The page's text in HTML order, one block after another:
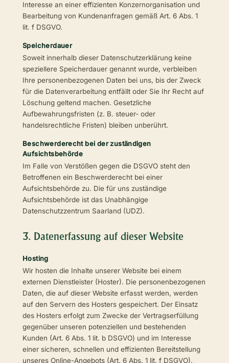
Interesse an einer effizienten Konzernorganisation und
Bearbeitung von Kundenanfragen gemäß Art. 6 Abs. 1
lit. f DSGVO.
Speicherdauer
Soweit innerhalb dieser Datenschutzerklärung keine
speziellere Speicherdauer genannt wurde, verbleiben
Ihre personenbezogenen Daten bei uns, bis der Zweck
für die Datenverarbeitung entfällt oder Sie Ihr Recht auf
Löschung geltend machen. Gesetzliche
Aufbewahrungsfristen (z. B. steuer- oder
handelsrechtliche Fristen) bleiben unberührt.
Beschwerderecht bei der zuständigen
Aufsichtsbehörde
Im Falle von Verstößen gegen die DSGVO steht den
Betroffenen ein Beschwerderecht bei einer
Aufsichtsbehörde zu. Die für uns zuständige
Aufsichtsbehörde ist das Unabhängige
Datenschutzzentrum Saarland (UDZ).
3. Datenerfassung auf dieser Website
Hosting
Wir hosten die Inhalte unserer Website bei einem
externen Dienstleister (Hoster). Die personenbezogenen
Daten, die auf dieser Website erfasst werden, werden
auf den Servern des Hosters gespeichert. Der Einsatz
des Hosters erfolgt zum Zwecke der Vertragserfüllung
gegenüber unseren potenziellen und bestehenden
Kunden (Art. 6 Abs. 1 lit. b DSGVO) und im Interesse
einer sicheren, schnellen und effizienten Bereitstellung
unseres Online-Angebots (Art. 6 Abs. 1 lit. f DSGVO).